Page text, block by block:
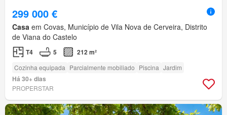
299 000 €
Casa em Covas, Município de Vila Nova de Cerveira, Distrito
de Viana do Castelo
T4 5 212 m²
Cozinha equipada Parcialmente mobiliado Piscina Jardim
Há 30+ dias
PROPERSTAR